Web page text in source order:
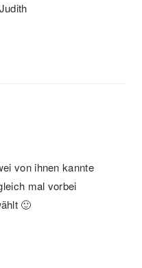
von ihnen kannte
mal vorbei
🙂